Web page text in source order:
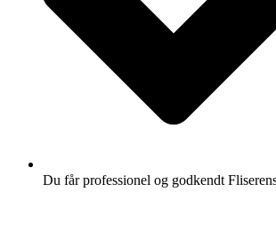
Du får professionel og godkendt